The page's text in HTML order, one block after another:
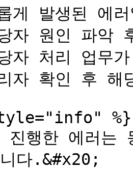
게 발생된 에러
자 원인 파악
처리 업무가
자 확인 후 해
%}
진행한 에러는
다.&#x20;